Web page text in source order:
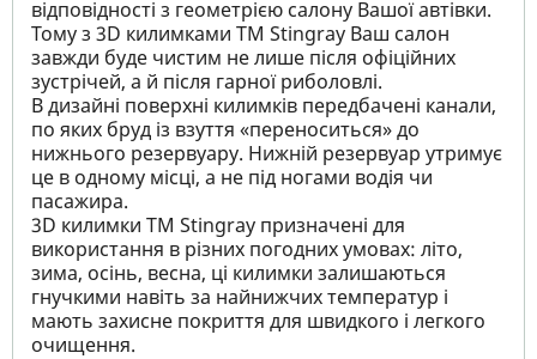
відповідності з геометрією салону Вашої автівки.
Тому з 3D килимками TM Stingray Ваш салон
завжди буде чистим не лише після офіційних
зустрічей, а й після гарної риболовлі.
В дизайні поверхні килимків передбачені канали,
по яких бруд із взуття «переноситься» до
нижнього резервуару. Нижній резервуар утримує
це в одному місці, а не під ногами водія чи
пасажира.
3D килимки TM Stingray призначені для
використання в різних погодних умовах: літо,
зима, осінь, весна, ці килимки залишаються
гнучкими навіть за найнижчих температур і
мають захисне покриття для швидкого і легкого
очищення.